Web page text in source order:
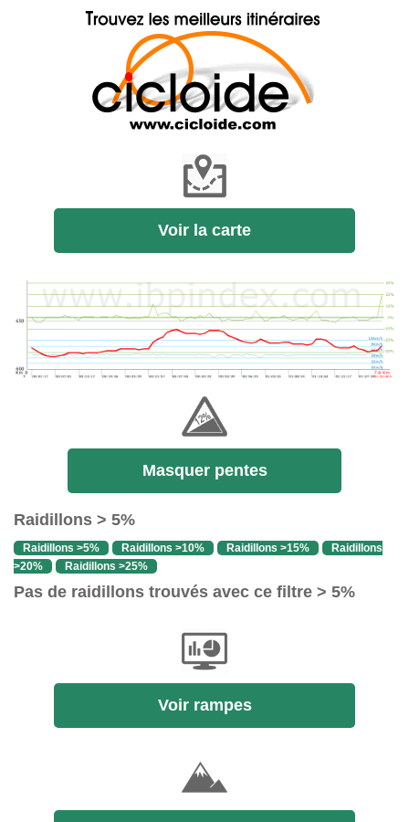
Voir la carte
Masquer pentes
Raidillons > 5%
Raidillons >5% Raidillons >10% Raidillons >15%
Raidillons
>20%
Raidillons >25%
Pas de raidillons trouvés avec ce filtre > 5%
Voir rampes